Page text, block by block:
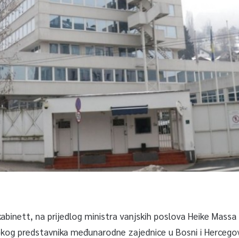
na prijedlog ministra vanjskih poslova Heike
predstavnika međunarodne zajednice u Bosni i